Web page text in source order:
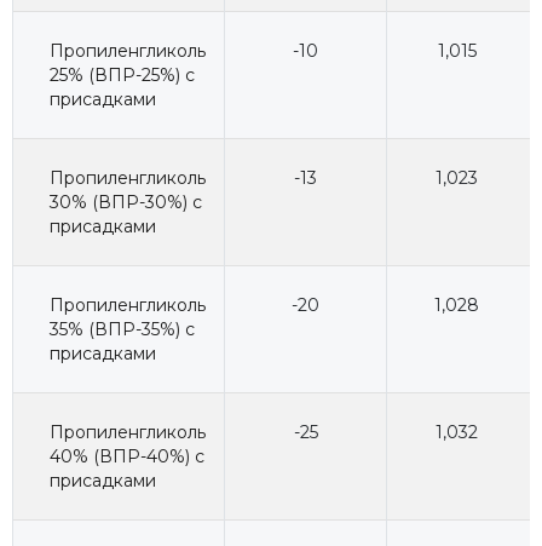
Пропиленгликоль
25% (ВПР-25%) с
присадками
-10 1,015
Пропиленгликоль
30% (ВПР-30%) с
присадками
-13 1,023
Пропиленгликоль
35% (ВПР-35%) с
присадками
-20 1,028
Пропиленгликоль
40% (ВПР-40%) с
присадками
-25 1,032